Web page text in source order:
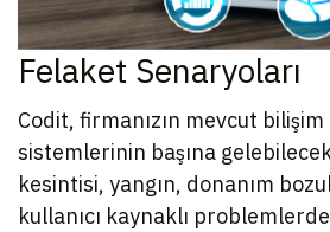
Felaket Senaryoları
Codit, firmanızın mevcut
sistemlerinin başına
kesintisi, yangın, donanım
kullanıcı kaynaklı